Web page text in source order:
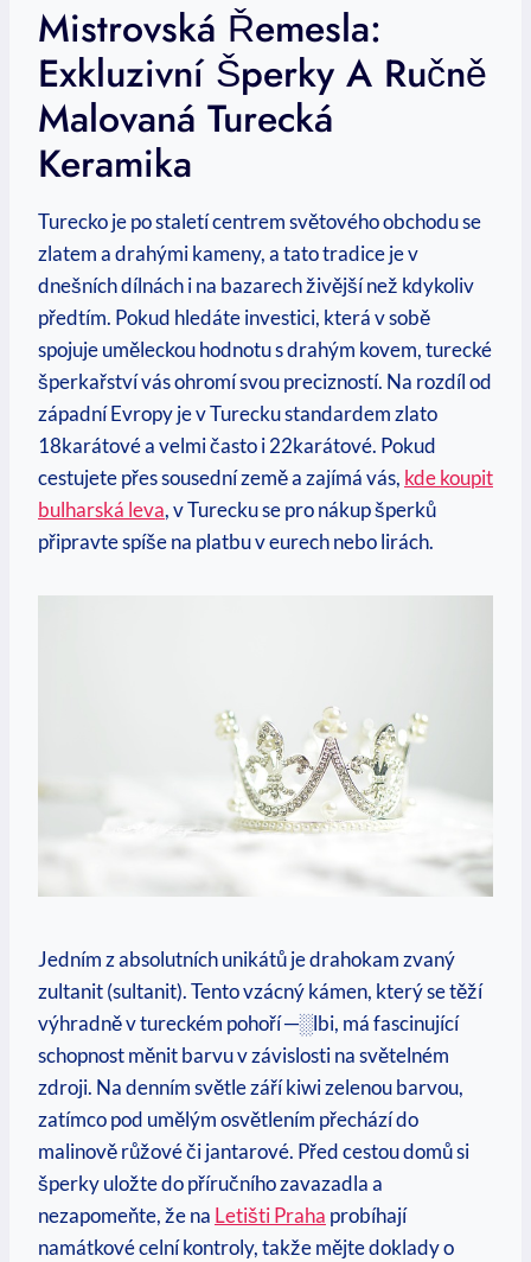
Mistrovská Řemesla:
Exkluzivní Šperky A Ručně
Malovaná Turecká
Keramika
Turecko je po staletí centrem světového obchodu se
zlatem a drahými kameny, a tato tradice je v
dnešních dílnách i na bazarech živější než kdykoliv
předtím. Pokud hledáte investici, která v sobě
spojuje uměleckou hodnotu s drahým kovem, turecké
šperkařství vás ohromí svou precizností. Na rozdíl od
západní Evropy je v Turecku standardem zlato
18karátové a velmi často i 22karátové. Pokud
cestujete přes sousední země a zajímá vás, kde koupit
bulharská leva, v Turecku se pro nákup šperků
připravte spíše na platbu v eurech nebo lirách.
Jedním z absolutních unikátů je drahokam zvaný
zultanit (sultanit). Tento vzácný kámen, který se těží
výhradně v tureckém pohoří ─░lbi, má fascinující
schopnost měnit barvu v závislosti na světelném
zdroji. Na denním světle září kiwi zelenou barvou,
zatímco pod umělým osvětlením přechází do
malinově růžové či jantarové. Před cestou domů si
šperky uložte do příručního zavazadla a
nezapomeňte, že na Letišti Praha probíhají
namátkové celní kontroly, takže mějte doklady o